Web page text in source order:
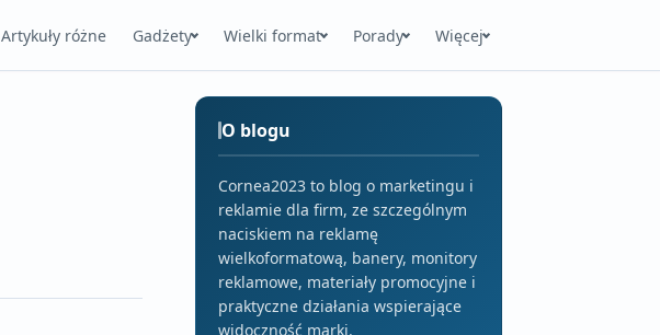
Artykuły różne Gadżety Wielki format Porady Więcej
O blogu
Cornea2023 to blog o marketingu i
reklamie dla firm, ze szczególnym
naciskiem na reklamę
wielkoformatową, banery, monitory
reklamowe, materiały promocyjne i
praktyczne działania wspierające
widoczność marki.